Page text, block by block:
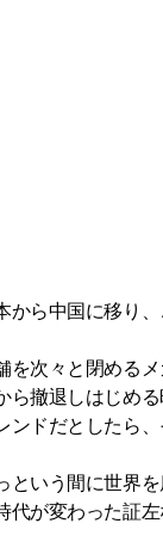
から中国に移り
を次々と閉める
ら撤退しはじめ
ンドだとしたら
という間に世界
代が変わった証